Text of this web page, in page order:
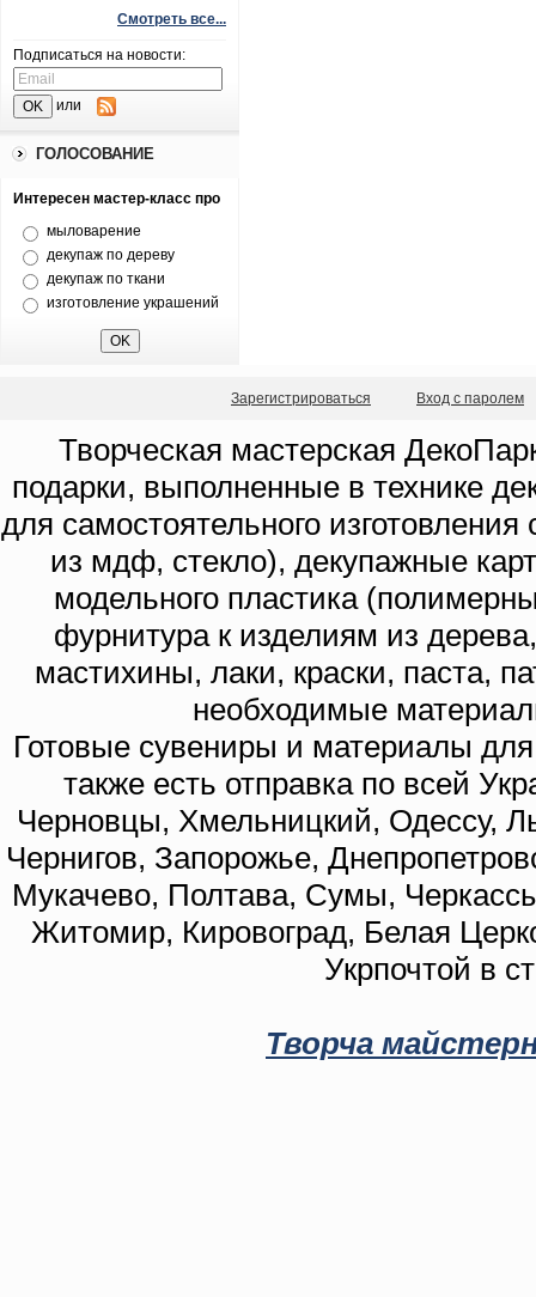
Смотреть все...
Подписаться на новости:
или
ГОЛОСОВАНИЕ
Интересен мастер-класс про
мыловарение
декупаж по дереву
декупаж по ткани
изготовление украшений
Зарегистрироваться Вход с паролем
Творческая мастерская
подарки, выполненные в технике
для самостоятельного
из мдф, стекло), декупажные
модельного пластика
фурнитура к изделиям из
мастихины, лаки, краски, паста,
необходимые
Готовые сувениры и материалы
также есть отправка по всей
Черновцы, Хмельницкий, Одессу,
Чернигов, Запорожье,
Мукачево, Полтава, Сумы,
Житомир, Кировоград, Белая
Укрпочтой в
Творча